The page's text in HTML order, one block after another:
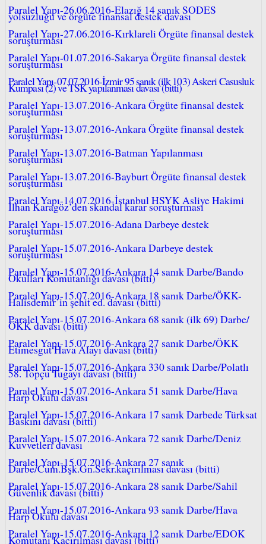
Paralel Yapı-26.06.2016-Elazığ 14 sanık SODES
yolsuzluğu ve örgüte finansal destek davası
Paralel Yapı-27.06.2016-Kırklareli Örgüte finansal destek
soruşturması
Paralel Yapı-01.07.2016-Sakarya Örgüte finansal destek
soruşturması
Paralel Yapı-07.07.2016-İzmir 95 sanık (ilk 103) Askeri Casusluk
Kumpası (2) ve TSK yapılanması davası (bitti)
Paralel Yapı-13.07.2016-Ankara Örgüte finansal destek
soruşturması
Paralel Yapı-13.07.2016-Ankara Örgüte finansal destek
soruşturması
Paralel Yapı-13.07.2016-Batman Yapılanması
soruşturması
Paralel Yapı-13.07.2016-Bayburt Örgüte finansal destek
soruşturması
Paralel Yapı-14.07.2016-İstanbul HSYK Asliye Hakimi
İlhan Karagöz’den skandal karar soruşturması
Paralel Yapı-15.07.2016-Adana Darbeye destek
soruşturması
Paralel Yapı-15.07.2016-Ankara Darbeye destek
soruşturması
Paralel Yapı-15.07.2016-Ankara 14 sanık Darbe/Bando
Okulları Komutanlığı davası (bitti)
Paralel Yapı-15.07.2016-Ankara 18 sanık Darbe/ÖKK-
Halisdemir’in şehit ed. davası (bitti)
Paralel Yapı-15.07.2016-Ankara 68 sanık (ilk 69) Darbe/
ÖKK davası (bitti)
Paralel Yapı-15.07.2016-Ankara 27 sanık Darbe/ÖKK
Etimesgut Hava Alayı davası (bitti)
Paralel Yapı-15.07.2016-Ankara 330 sanık Darbe/Polatlı
58. Topçu Tugayı davası (bitti)
Paralel Yapı-15.07.2016-Ankara 51 sanık Darbe/Hava
Harp Okulu davası
Paralel Yapı-15.07.2016-Ankara 17 sanık Darbede Türksat
Baskını davası (bitti)
Paralel Yapı-15.07.2016-Ankara 72 sanık Darbe/Deniz
Kuvvetleri davası
Paralel Yapı-15.07.2016-Ankara 27 sanık
Darbe/Cum.Bşk.Gn.Sekr.kaçırılması davası (bitti)
Paralel Yapı-15.07.2016-Ankara 28 sanık Darbe/Sahil
Güvenlik davası (bitti)
Paralel Yapı-15.07.2016-Ankara 93 sanık Darbe/Hava
Harp Okulu davası
Paralel Yapı-15.07.2016-Ankara 12 sanık Darbe/EDOK
Komutanı Kaçırılması davası (bitti)